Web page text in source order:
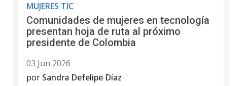
MUJERES TIC
Comunidades de mujeres en tecnología
presentan hoja de ruta al próximo
presidente de Colombia
03 Jun 2026
por Sandra Defelipe Díaz